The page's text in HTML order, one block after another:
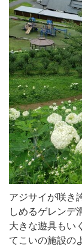
アジサイが咲き
しめるゲレンデ
大きな遊具もい
てこいの施設の